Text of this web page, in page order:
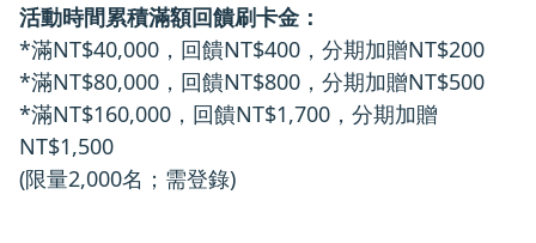
活動時間累積滿額回饋刷卡金：
*滿NT$40,000，回饋NT$400，分期加贈NT$200
*滿NT$80,000，回饋NT$800，分期加贈NT$500
*滿NT$160,000，回饋NT$1,700，分期加贈
NT$1,500
(限量2,000名；需登錄)